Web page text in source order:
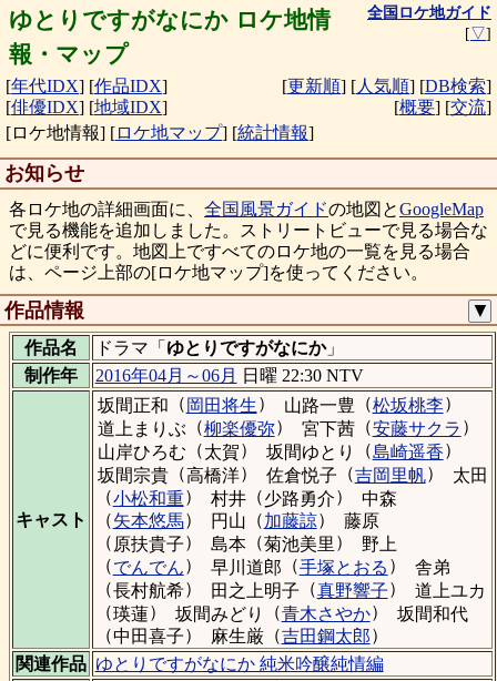
ゆとりですがなにか ロケ地情
報・マップ
全国ロケ地ガイド
[▽]
[年代IDX] [作品IDX]
[俳優IDX] [地域IDX]
[更新順] [人気順] [DB検索]
[概要] [交流]
[ロケ地情報] [ロケ地マップ] [統計情報]
お知らせ
各ロケ地の詳細画面に、 全国風景ガイドの地図とGoogleMap
で見る機能を追加しました。ストリートビューで見る場合な
どに便利です。地図上ですべてのロケ地の一覧を見る場合
は、ページ上部の[ロケ地マップ]を使ってください。
作品情報 ▼
作品名 ドラマ「 ゆとりですがなにか」
制作年
2016年04月～06月 日曜 22:30 NTV
キャスト
坂間正和 （ 岡田将生） 山路一豊 （松坂桃李）
道上まりぶ （柳楽優弥） 宮下茜（安藤サクラ ）
山岸ひろむ （太賀） 坂間ゆとり （島崎遥香）
坂間宗貴（高橋洋） 佐倉悦子 （吉岡里帆）
太田
（小松和重） 村井（少路勇介）
中森
（矢本悠馬） 円山 （加藤諒）
藤原
（ 原扶貴子） 島本 （菊池美里 ）
野上
（でんでん） 早川道郎 （手塚とおる ）
舎弟
（長村航希） 田之上明子 （真野響子）
道上ユカ
（瑛蓮） 坂間みどり （青木さやか）
坂間和代
（中田喜子） 麻生厳（吉田鋼太郎）
関連作品 ゆとりですがなにか 純米吟醸純情編